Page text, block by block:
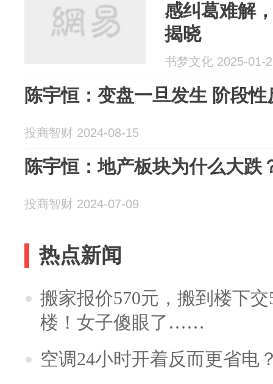
感纠葛难解
揭晓
书梦文化 2025-01-
陈宇恒：变盘一旦发生 阶段
投商智财 2024-08-15
陈宇恒：地产板块为什么大跌
投商智财 2024-07-09
热点新闻
搬家报价570元，搬到楼下
楼！女子傻眼了……
空调24小时开着反而更省电